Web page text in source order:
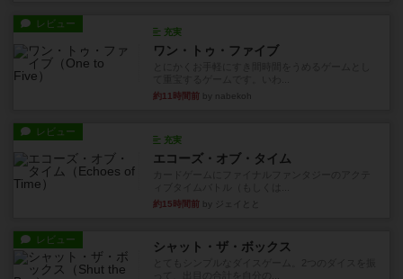
レビュー
充実
ワン・トゥ・ファイブ
約11時間前 by nabekoh
レビュー
充実
エコーズ・オブ・タイム
約15時間前 by ジェイとと
レビュー シャット・ザ・ボックス